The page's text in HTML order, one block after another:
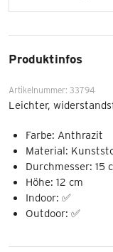
Produktinfos
Artikelnummer: 33794
Leichter,
Farbe: Anthrazit
Material:
Durchmesser: 15
Höhe: 12 cm
Indoor: ✅
Outdoor: ✅